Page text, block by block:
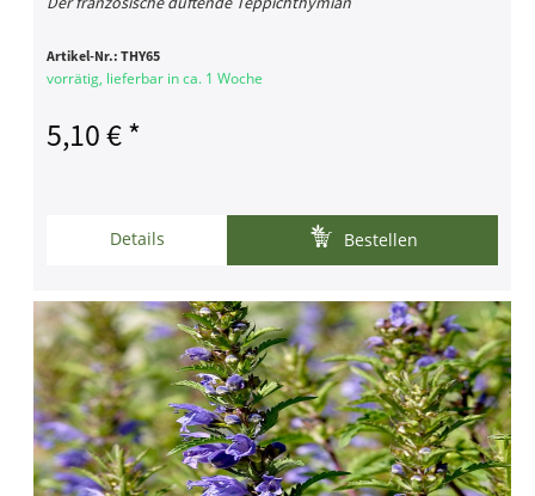
Artikel-Nr.:THY65
vorrätig, lieferbar in ca. 1 Woche
5,10 € *
Details Bestellen